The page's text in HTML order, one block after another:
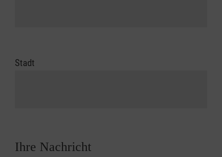
Stadt
Ihre Nachricht